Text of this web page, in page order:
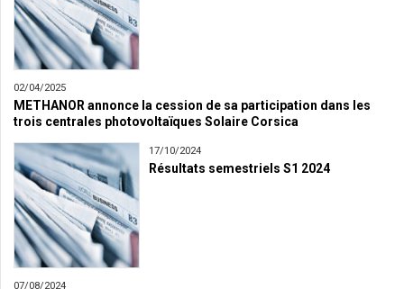
02/04/2025
METHANOR annonce la cession de sa participation dans les
trois centrales photovoltaïques Solaire Corsica
17/10/2024
Résultats semestriels S1 2024
07/08/2024